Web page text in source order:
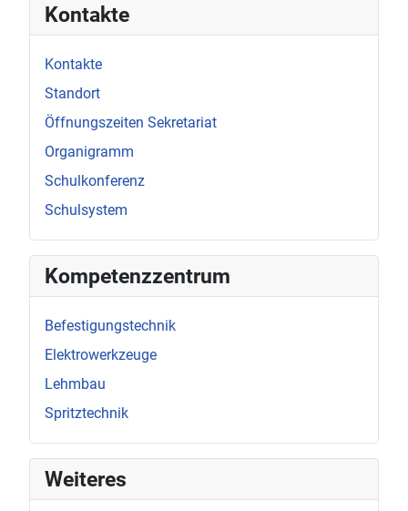
Kontakte
Kontakte
Standort
Öffnungszeiten Sekretariat
Organigramm
Schulkonferenz
Schulsystem
Kompetenzzentrum
Befestigungstechnik
Elektrowerkzeuge
Lehmbau
Spritztechnik
Weiteres